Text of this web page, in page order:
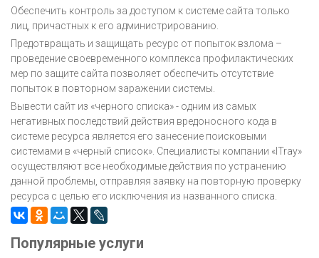
Обеспечить контроль за доступом к системе сайта только
лиц, причастных к его администрированию.
Предотвращать и защищать ресурс от попыток взлома –
проведение своевременного комплекса профилактических
мер по защите сайта позволяет обеспечить отсутствие
попыток в повторном заражении системы.
Вывести сайт из «черного списка» - одним из самых
негативных последствий действия вредоносного кода в
системе ресурса является его занесение поисковыми
системами в «черный список». Специалисты компании «ITray»
осуществляют все необходимые действия по устранению
данной проблемы, отправляя заявку на повторную проверку
ресурса с целью его исключения из названного списка.
Популярные услуги